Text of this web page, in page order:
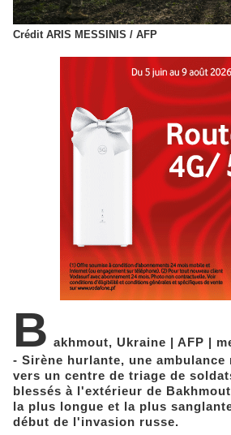
Crédit ARIS MESSINIS / AFP
B akhmout, Ukraine | AFP |
- Sirène hurlante, une ambulance
vers un centre de triage de
blessés à l'extérieur de
la plus longue et la plus
début de l'invasion russe.